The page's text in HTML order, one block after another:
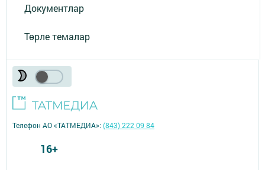
Документлар
Төрле темалар
Телефон АО «ТАТМЕДИА»:(843) 222 09 84
16+